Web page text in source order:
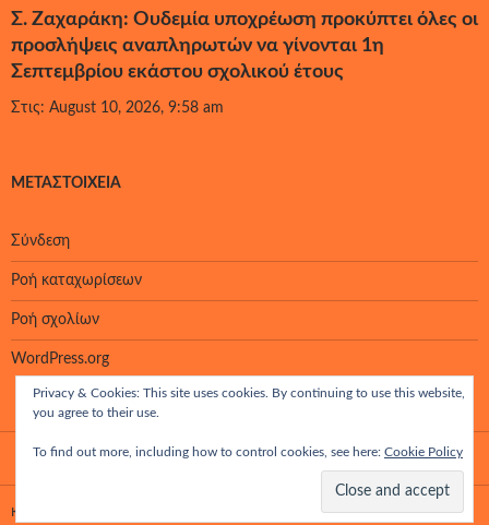
Σ. Ζαχαράκη: Ουδεμία υποχρέωση προκύπτει όλες οι
προσλήψεις αναπληρωτών να γίνονται 1η
Σεπτεμβρίου εκάστου σχολικού έτους
Στις: August 10, 2026, 9:58 am
ΜΕΤΑΣΤΟΙΧΕΊΑ
Σύνδεση
Ροή καταχωρίσεων
Ροή σχολίων
WordPress.org
Κατασκευασμένο με WordPress
Privacy & Cookies: This site uses cookies. By continuing to use this website,
you agree to their use.
To find out more, including how to control cookies, see here: Cookie Policy